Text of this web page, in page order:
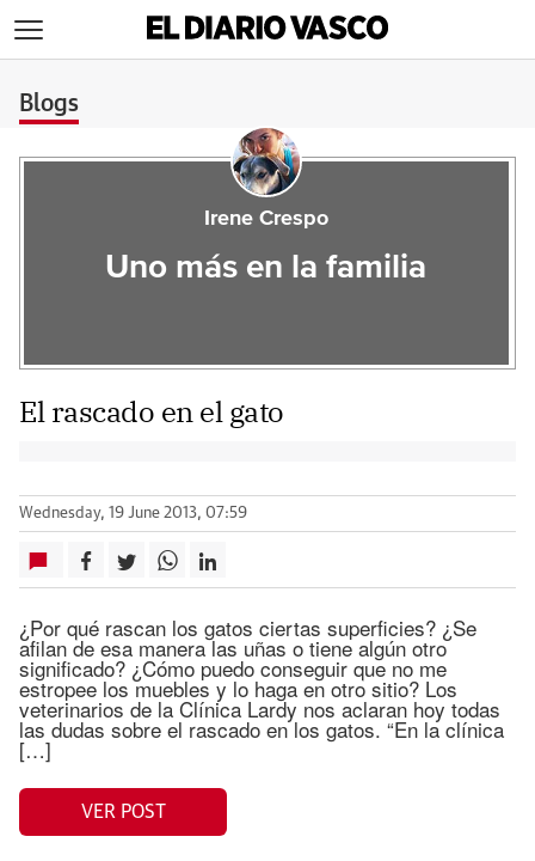
Blogs
Irene Crespo
Uno más en la familia
El rascado en el gato
Wednesday, 19 June 2013, 07:59
¿Por qué rascan los gatos ciertas superficies? ¿Se
afilan de esa manera las uñas o tiene algún otro
significado? ¿Cómo puedo conseguir que no me
estropee los muebles y lo haga en otro sitio? Los
veterinarios de la Clínica Lardy nos aclaran hoy todas
las dudas sobre el rascado en los gatos. “En la clínica
[…]
VER POST